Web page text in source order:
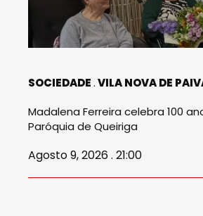
SOCIEDADE VILA NOVA DE
Madalena Ferreira celebra 100
Paróquia de Queiriga
Agosto 9, 2026 . 21:00